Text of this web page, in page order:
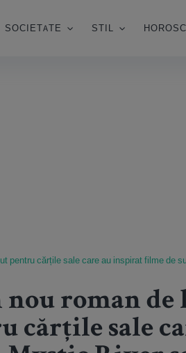
SOCIETATE STIL
pentru cărțile sale care au inspirat filme de
roman de
cărțile sale